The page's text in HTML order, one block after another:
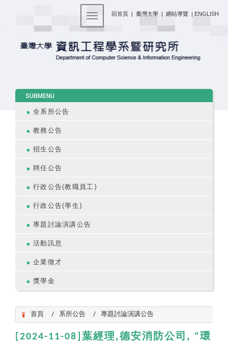
回首頁 | 臺灣大學 | 網站導覽 | ENGLISH
Toggle navigation
SUBMENU
全系所公告
教務公告
招生公告
聘任公告
行政公告(教職員工)
行政公告(學生)
專題討論演講公告
活動訊息
企業徵才
獎學金
首頁 系所公告 專題討論演講公告
[2024-11-08] 葉經理,德安消防公司 , "環